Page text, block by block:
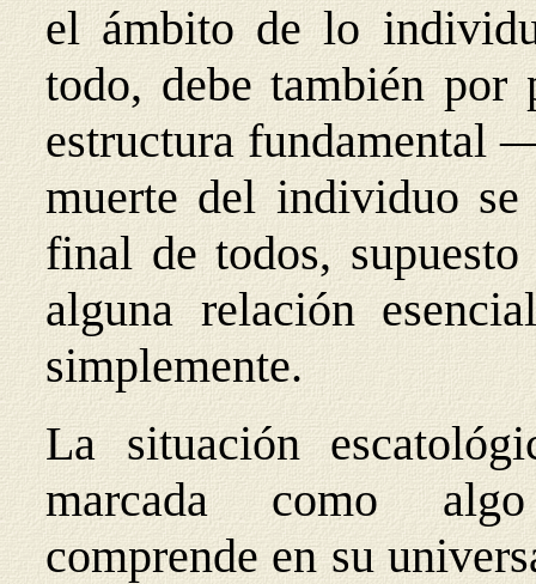
el ámbito de lo
todo, debe también por
estructura fundamental
muerte del individuo
final de todos,
alguna relación
simplemente.
La situación
marcada como
comprende en su